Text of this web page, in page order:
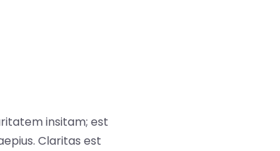
insitam; est
Claritas est